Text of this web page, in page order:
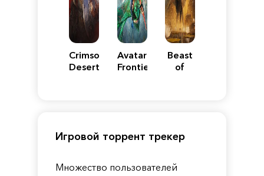
Crimson
Desert
Avatar:
Frontiers
Beast
of
Игровой торрент трекер
Множество пользователей